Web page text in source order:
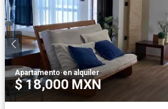
Apartamento·en alquiler
$ 18,000 MXN